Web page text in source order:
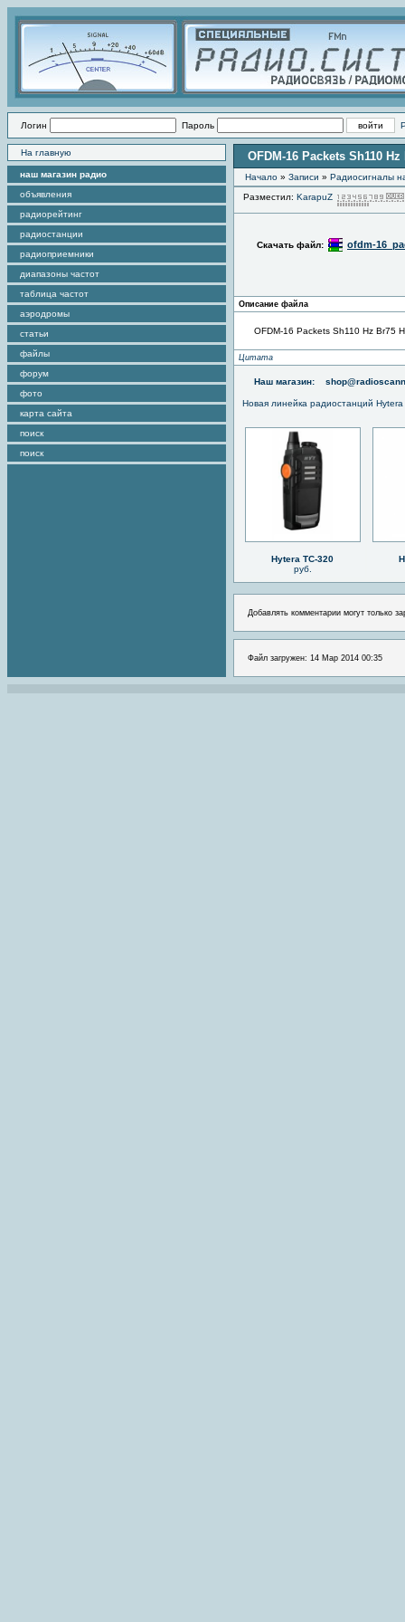
Логин Пароль
На главную
наш магазин радио
объявления
радиорейтинг
радиостанции
радиоприемники
диапазоны частот
таблица частот
аэродромы
статьи
файлы
форум
фото
карта сайта
поиск
поиск
OFDM-16 Packets Sh110 Hz
Начало » Записи » Радиоcигналы
Разместил: KarapuZ
Скачать файл: ofdm-
Описание файла
OFDM-16 Packets Sh110 Hz Br75
Цитата
Наш магазин:
Новая линейка радиостанций
Hytera TC-320
руб.
Добавлять комментарии могут только
Файл загружен: 14 Мар 2014 00:35